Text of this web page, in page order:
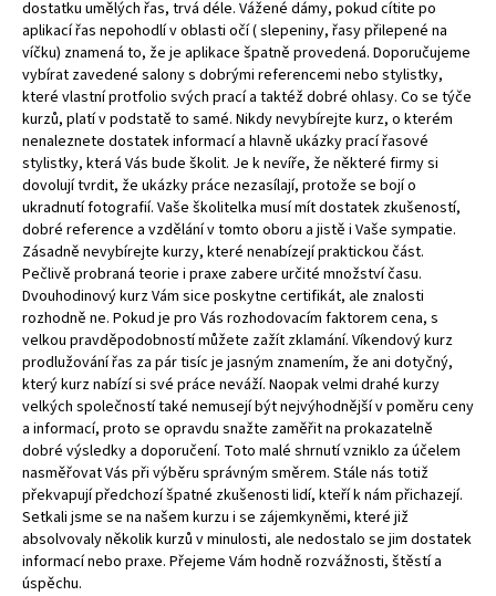
dostatku umělých řas, trvá déle. Vážené dámy, pokud cítite po
aplikací řas nepohodlí v oblasti očí ( slepeniny, řasy přilepené na
víčku) znamená to, že je aplikace špatně provedená. Doporučujeme
vybírat zavedené salony s dobrými referencemi nebo stylistky,
které vlastní protfolio svých prací a taktéž dobré ohlasy. Co se týče
kurzů, platí v podstatě to samé. Nikdy nevybírejte kurz, o kterém
nenaleznete dostatek informací a hlavně ukázky prací řasové
stylistky, která Vás bude školit. Je k nevíře, že některé firmy si
dovolují tvrdit, že ukázky práce nezasílají, protože se bojí o
ukradnutí fotografií. Vaše školitelka musí mít dostatek zkušeností,
dobré reference a vzdělání v tomto oboru a jistě i Vaše sympatie.
Zásadně nevybírejte kurzy, které nenabízejí praktickou část.
Pečlivě probraná teorie i praxe zabere určité množství času.
Dvouhodinový kurz Vám sice poskytne certifikát, ale znalosti
rozhodně ne. Pokud je pro Vás rozhodovacím faktorem cena, s
velkou pravděpodobností můžete zažít zklamání. Víkendový kurz
prodlužování řas za pár tisíc je jasným znamením, že ani dotyčný,
který kurz nabízí si své práce neváží. Naopak velmi drahé kurzy
velkých společností také nemusejí být nejvýhodnější v poměru ceny
a informací, proto se opravdu snažte zaměřit na prokazatelně
dobré výsledky a doporučení. Toto malé shrnutí vzniklo za účelem
nasměřovat Vás při výběru správným směrem. Stále nás totiž
překvapují předchozí špatné zkušenosti lidí, kteří k nám přichazejí.
Setkali jsme se na našem kurzu i se zájemkyněmi, které již
absolvovaly několik kurzů v minulosti, ale nedostalo se jim dostatek
informací nebo praxe. Přejeme Vám hodně rozvážnosti, štěstí a
úspěchu.